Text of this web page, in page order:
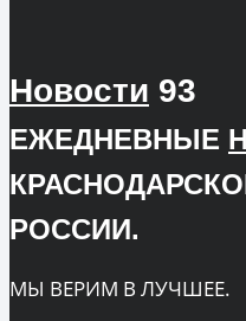
Новости 93
ЕЖЕДНЕВНЫЕ
РОССИИ.
МЫ ВЕРИМ В ЛУЧШЕЕ.